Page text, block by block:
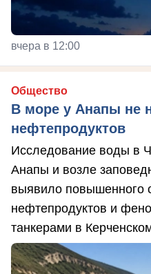
вчера в 12:00
Общество
В море у Анапы не
нефтепродуктов
Исследование воды в
Анапы и возле
выявило повышенного
нефтепродуктов и
танкерами в